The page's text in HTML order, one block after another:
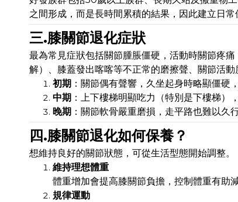
之間形成，而是長時間累積的結果，因此建立日常
三.膝關節退化症狀
最為常見症狀包括關節腫脹僵硬，活動時關節疼
解）、膝蓋發出喀喀等不正常的磨擦聲、關節活
初期 ：關節偶有聲響，久坐起身時略顯僵硬
中期 ：上下樓梯明顯吃力（特別是下樓梯）
晚期 ：關節軟骨嚴重磨損，走平路也難以久
四.膝關節退化如何保養？
想維持良好的關節狀態，可從生活型態開始調整。
維持理想體重
體重增加會提高膝關節負擔，控制體重有助
規律運動